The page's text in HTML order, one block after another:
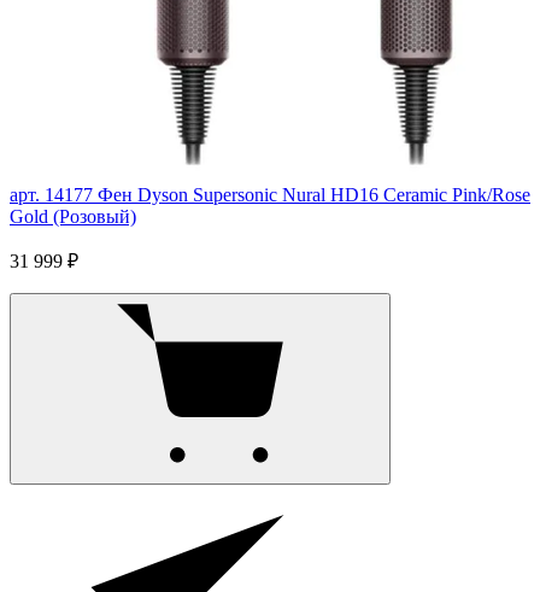
арт. 14177 Фен Dyson Supersonic Nural HD16 Ceramic Pink/Rose
Gold (Розовый)
31 999 ₽